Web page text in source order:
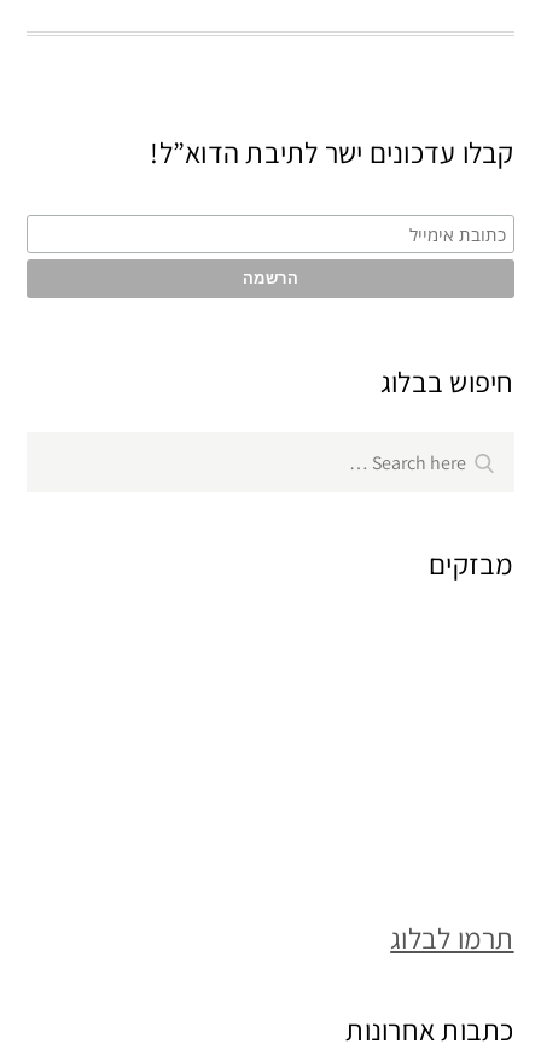
קבלו עדכונים ישר לתיבת הדוא”ל!
חיפוש בבלוג
for:
Search
מבזקים
תרמו לבלוג
כתבות אחרונות